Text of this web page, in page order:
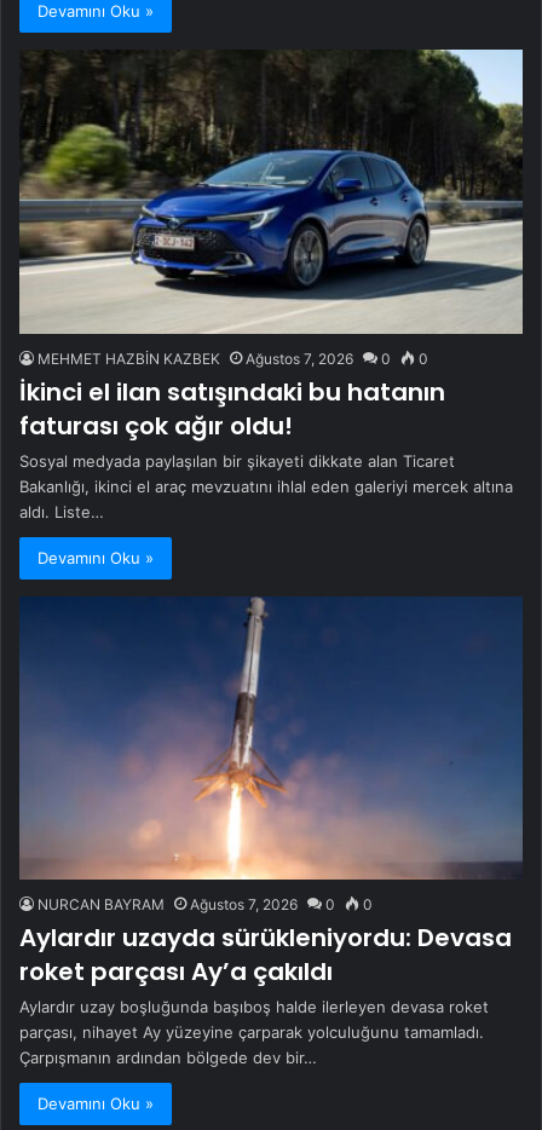
Devamını Oku »
MEHMET HAZBİN KAZBEK Ağustos 7, 2026 0 0
İkinci el ilan satışındaki bu hatanın
faturası çok ağır oldu!
Sosyal medyada paylaşılan bir şikayeti dikkate alan Ticaret
Bakanlığı, ikinci el araç mevzuatını ihlal eden galeriyi mercek altına
aldı. Liste…
Devamını Oku »
NURCAN BAYRAM Ağustos 7, 2026 0 0
Aylardır uzayda sürükleniyordu: Devasa
roket parçası Ay’a çakıldı
Aylardır uzay boşluğunda başıboş halde ilerleyen devasa roket
parçası, nihayet Ay yüzeyine çarparak yolculuğunu tamamladı.
Çarpışmanın ardından bölgede dev bir…
Devamını Oku »